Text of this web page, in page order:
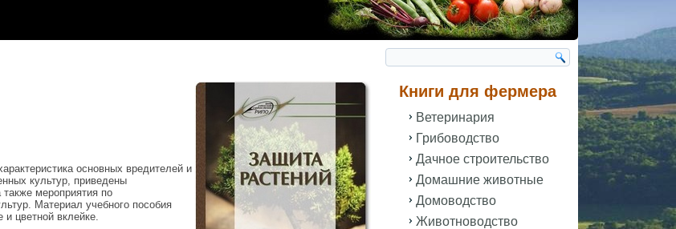
основных вредителей и
культур, приведены
мероприятия по
Материал учебного пособия
цветной вклейке.
Книги для фермера
Ветеринария
Грибоводство
Дачное строительство
Домашние животные
Домоводство
Животноводство